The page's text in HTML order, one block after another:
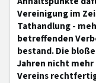
Vereinigung im
Tathandlung -
betreffenden
bestand. Die
Jahren nicht
Vereins